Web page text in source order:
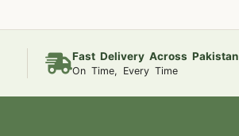
Fast Delivery Across Pakistan
On Time, Every Time